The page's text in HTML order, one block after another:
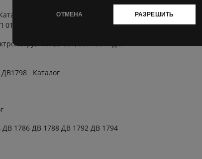
ОТМЕНА РАЗРЕШИТЬ
, Запчасти для ЕП 011, Запчасти длч ЕП 006,
ЕП006
EВ 687, запчасти для
ДВ1798 Каталог
1786 ДВ 1788 ДВ 1792 ДВ 1794